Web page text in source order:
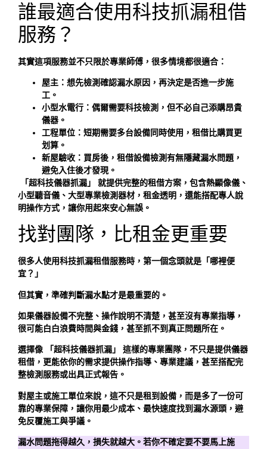
誰最適合使用科技抓漏租借
服務？
其實這項服務並不只限於專業師傅，很多情境都很適合：
屋主：想先檢測確認漏水原因，再決定是否進一步施
工。
小型水電行：偶爾需要科技檢測，但不必自己添購昂貴
儀器。
工程單位：短期需要多台設備同時使用，租借比購買更
划算。
新屋驗收：買房後，租借設備檢測有無隱藏漏水問題，
避免入住後才發現。
「超科技儀器抓漏」 就提供完整的租借方案，包含熱顯像儀、
小型聽音儀、大型專業檢測器材，租金透明，還能搭配專人說
明操作方式，讓你用起來安心無誤。
找對團隊，比租金更重要
很多人使用科技抓漏租借服務時，第一個念頭就是「哪裡便
宜？」
但其實，準確判斷漏水點才是最重要的。
如果儀器設備不完整、操作說明不清楚，甚至沒有專業指導，
很可能白白浪費時間與金錢，甚至抓不到真正問題所在。
選擇像 「超科技儀器抓漏」 這樣的專業團隊，不只是提供儀器
租借，更能依你的需求提供操作指導、專業建議，甚至搭配完
整檢測服務或出具正式報告。
對屋主或施工單位來說，這不只是租到設備，而是多了一份可
靠的專業保障，讓你用最少成本、最快速度找到漏水源頭，避
免反覆施工與爭議。
漏水問題拖得越久，損失就越大。若你不確定要不要馬上施